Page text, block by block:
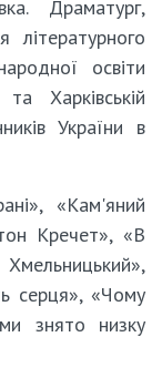
Драматург,
літературного
освіти
Харківській
України в
«Кам'яний
Кречет», «В
серця», «Чому
знято низку